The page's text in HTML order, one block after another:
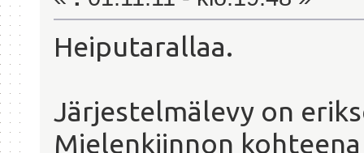
Heiputarallaa.
Järjestelmälevy on
Mielenkiinnon kohteena